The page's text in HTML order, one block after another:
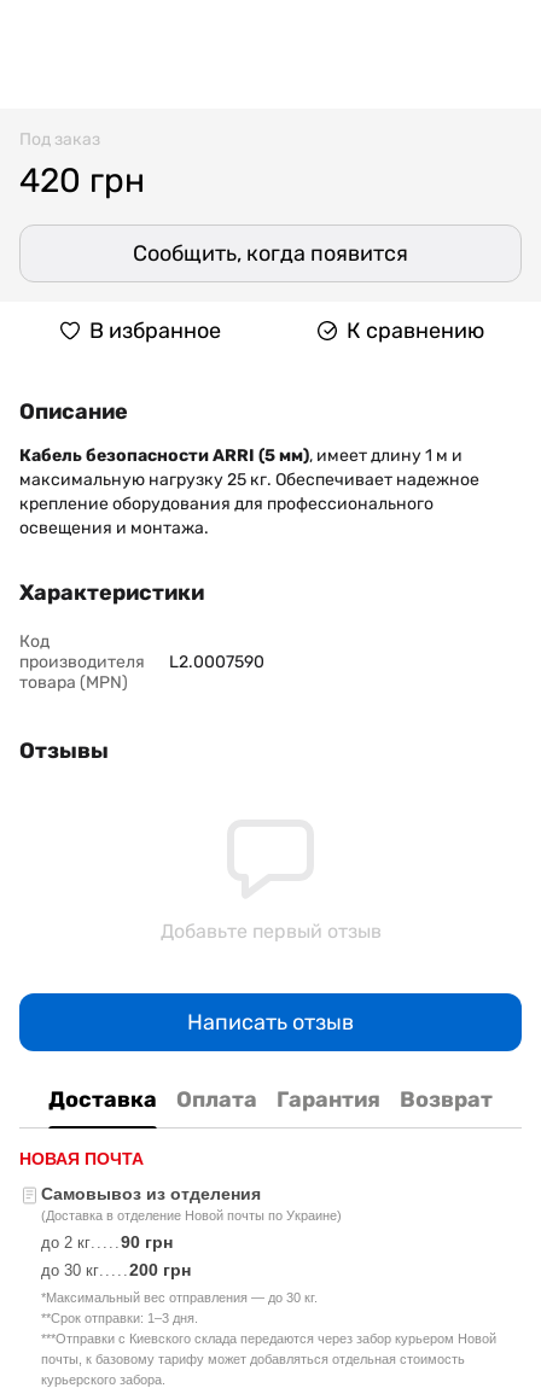
Под заказ
420 грн
Сообщить, когда появится
В избранное К сравнению
Описание
Кабель безопасности ARRI (5 мм), имеет длину 1 м и
максимальную нагрузку 25 кг. Обеспечивает надежное
крепление оборудования для профессионального
освещения и монтажа.
Характеристики
Код
производителя
товара (MPN)
L2.0007590
Отзывы
Добавьте первый отзыв
Написать отзыв
Доставка Оплата Гарантия Возврат
НОВАЯ ПОЧТА
Самовывоз из отделения
(Доставка в отделение Новой почты по Украине)
до 2 кг.....90 грн
до 30 кг.....200 грн
*Максимальный вес отправления — до 30 кг.
**Срок отправки: 1–3 дня.
***Отправки с Киевского склада передаются через забор курьером Новой
почты, к базовому тарифу может добавляться отдельная стоимость
курьерского забора.